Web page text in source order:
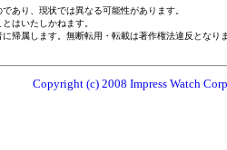
あり、現状では異なる可能性があります。
はいたしかねます。
に帰属します。無断転用・転載は著作権法違反とな
Copyright (c) 2008 Impress Watch